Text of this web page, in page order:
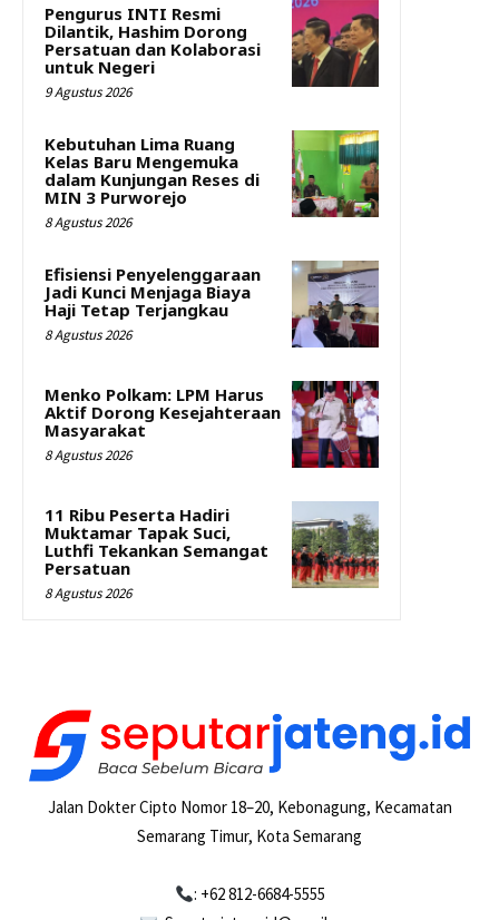
Pengurus INTI Resmi
Dilantik, Hashim Dorong
Persatuan dan Kolaborasi
untuk Negeri
9 Agustus 2026
Kebutuhan Lima Ruang
Kelas Baru Mengemuka
dalam Kunjungan Reses di
MIN 3 Purworejo
8 Agustus 2026
Efisiensi Penyelenggaraan
Jadi Kunci Menjaga Biaya
Haji Tetap Terjangkau
8 Agustus 2026
Menko Polkam: LPM Harus
Aktif Dorong Kesejahteraan
Masyarakat
8 Agustus 2026
11 Ribu Peserta Hadiri
Muktamar Tapak Suci,
Luthfi Tekankan Semangat
Persatuan
8 Agustus 2026
Jalan Dokter Cipto Nomor 18–20, Kebonagung, Kecamatan
Semarang Timur, Kota Semarang
: +62 812-6684-5555